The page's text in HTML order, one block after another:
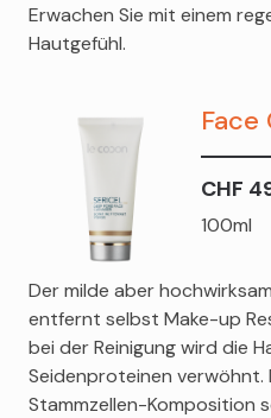
Erwachen Sie mit einem
Hautgefühl.
Face
CHF
100ml
Der milde aber
entfernt selbst Make-up
bei der Reinigung wird die
Seidenproteinen verwöhnt.
Stammzellen-Komposition